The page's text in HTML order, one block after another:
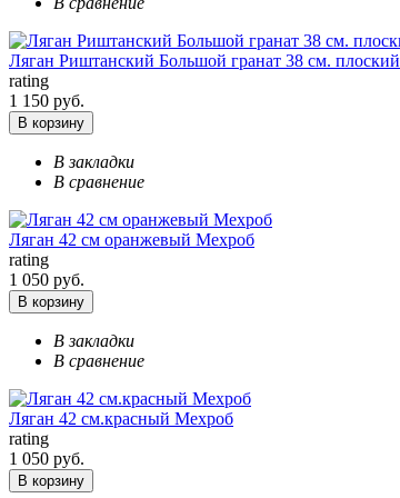
Ляган Риштанский Большой гранат 38 см. плоский
rating
1 150 руб.
В корзину
В закладки
В сравнение
Ляган 42 см оранжевый Мехроб
rating
1 050 руб.
В корзину
В закладки
В сравнение
Ляган 42 см.красный Мехроб
rating
1 050 руб.
В корзину